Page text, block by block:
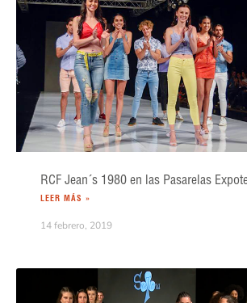
RCF Jean´s 1980 en las Pasarelas
LEER MÁS »
14 febrero, 2019